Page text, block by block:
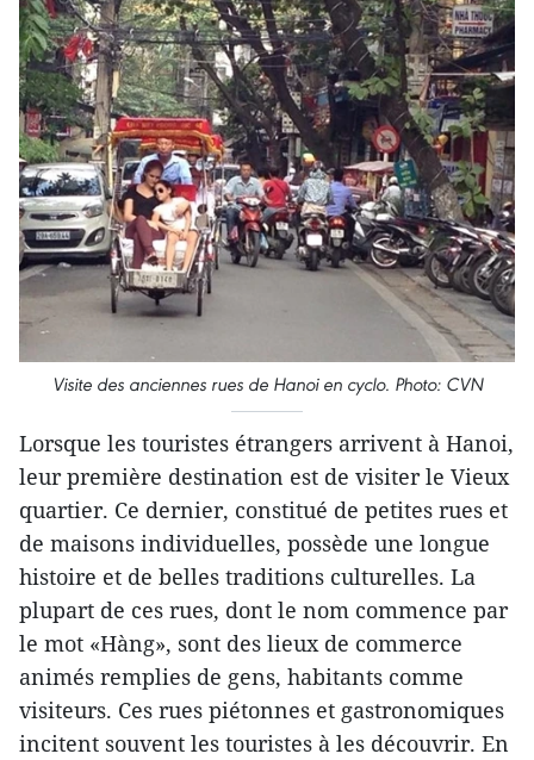
Visite des anciennes rues de Hanoi en cyclo. Photo: CVN
Lorsque les touristes étrangers arrivent à Hanoi,
leur première destination est de visiter le Vieux
quartier. Ce dernier, constitué de petites rues et
de maisons individuelles, possède une longue
histoire et de belles traditions culturelles. La
plupart de ces rues, dont le nom commence par
le mot «Hàng», sont des lieux de commerce
animés remplies de gens, habitants comme
visiteurs. Ces rues piétonnes et gastronomiques
incitent souvent les touristes à les découvrir. En